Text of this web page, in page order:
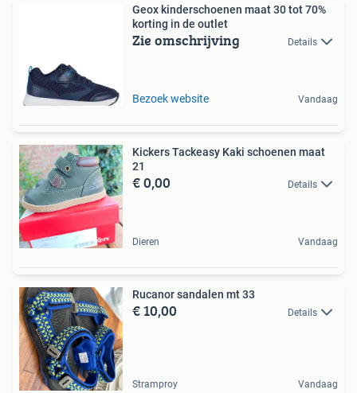
Geox kinderschoenen maat 30 tot 70%
korting in de outlet
Zie omschrijving Details
Bezoek website Vandaag
Kickers Tackeasy Kaki schoenen maat
21
€ 0,00 Details
Dieren Vandaag
Rucanor sandalen mt 33
€ 10,00 Details
Stramproy Vandaag